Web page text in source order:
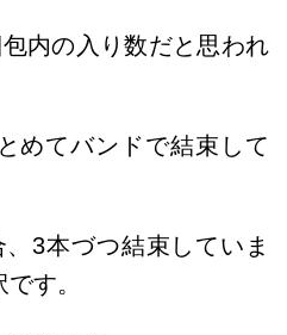
内の入り数だと思われ
めてバンドで結束して
3本づつ結束していま
す。